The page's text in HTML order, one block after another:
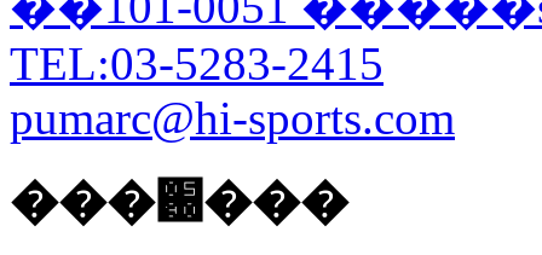
TEL:03-5283-2415
pumarc@hi-sports.com
���֐���